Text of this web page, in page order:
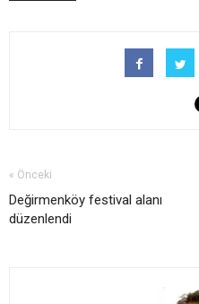
« Önceki
Değirmenköy festival alanı
düzenlendi